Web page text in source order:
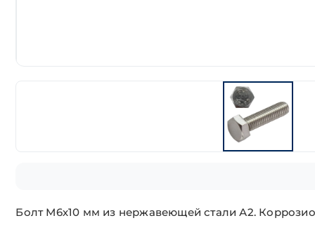
Болт М6х10 мм из нержавеющей стали А2.